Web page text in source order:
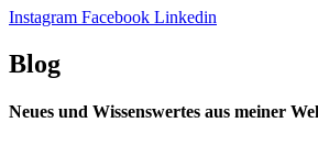
Instagram Facebook Linkedin
Blog
Neues und Wissenswertes aus meiner